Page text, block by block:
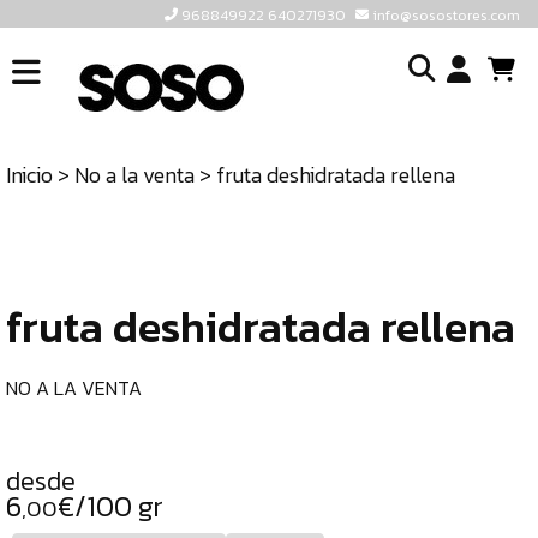
968849922 640271930 info@sosostores.com
INICIO
TIENDA
640271930
Inicio> No a la venta> fruta deshidratada rellena
fruta deshidratada rellena
NO A LA VENTA
desde
6,00€/100 gr